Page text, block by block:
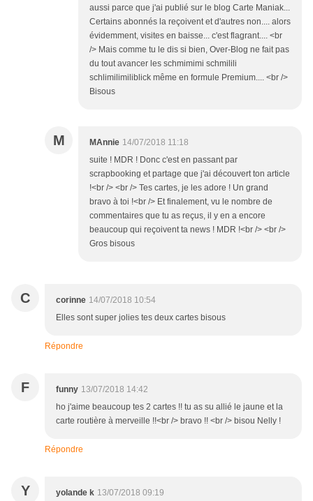
aussi parce que j'ai publié sur le blog Carte Maniak...
Certains abonnés la reçoivent et d'autres non.... alors
évidemment, visites en baisse... c'est flagrant.... <br
/> Mais comme tu le dis si bien, Over-Blog ne fait pas
du tout avancer les schmimimi schmilili
schlimilimiliblick même en formule Premium.... <br />
Bisous
M MAnnie 14/07/2018 11:18
suite ! MDR ! Donc c'est en passant par
scrapbooking et partage que j'ai découvert ton article
!<br /> <br /> Tes cartes, je les adore ! Un grand
bravo à toi !<br /> Et finalement, vu le nombre de
commentaires que tu as reçus, il y en a encore
beaucoup qui reçoivent ta news ! MDR !<br /> <br />
Gros bisous
C corinne 14/07/2018 10:54
Elles sont super jolies tes deux cartes bisous
Répondre
F funny 13/07/2018 14:42
ho j'aime beaucoup tes 2 cartes !! tu as su allié le jaune et la
carte routière à merveille !!<br /> bravo !! <br /> bisou Nelly !
Répondre
Y yolande k 13/07/2018 09:19